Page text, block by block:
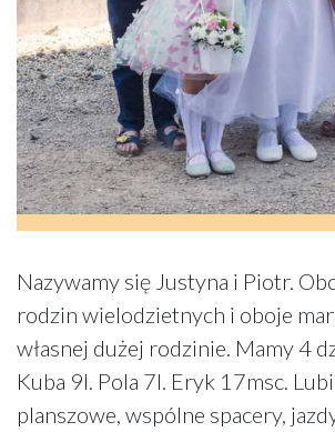
Nazywamy się Justyna i Piotr.
rodzin wielodzietnych i oboje
własnej dużej rodzinie. Mamy 4
Kuba 9l. Pola 7l. Eryk 17msc.
planszowe, wspólne spacery,